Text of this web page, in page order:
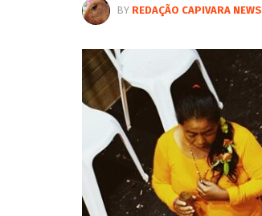
BY REDAÇÃO CAPIVARA NEWS